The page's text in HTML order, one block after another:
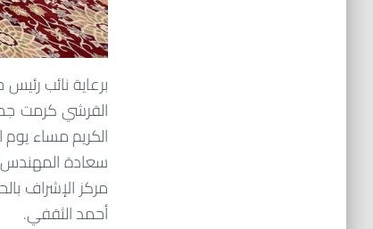
برعاية نائب
سعادة
مركز الإشراف
أحمد الثقفي.